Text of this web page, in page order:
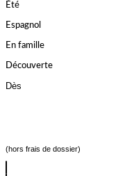
Été
Espagnol
En famille
Découverte
Dès
(hors frais de dossier)